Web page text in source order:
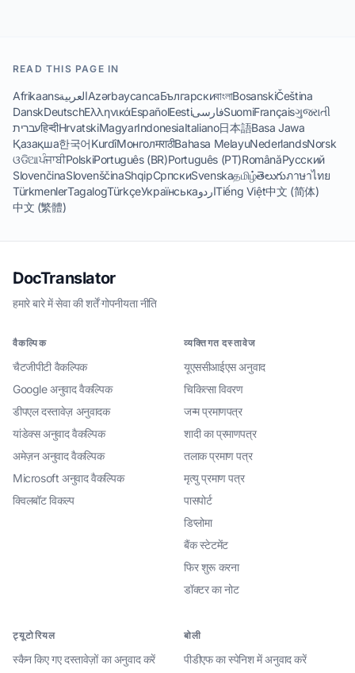
READ THIS PAGE IN
AfrikaansالعربيةAzərbaycancaБългарскиবাংলাBosanskiČeština
DanskDeutschΕλληνικάEspañolEestiفارسیSuomiFrançaisગુજરાતી
עבריתहिन्दीHrvatskiMagyarIndonesiaItaliano日本語Basa Jawa
Қазақша한국어KurdîМонголमराठीBahasa MelayuNederlandsNorsk
ଓଡିଆਪੰਜਾਬੀPolskiPortuguês (BR)Português (PT)RomânăРусский
SlovenčinaSlovenščinaShqipСрпскиSvenskaதமிழ்తెలుగుภาษาไทย
TürkmenlerTagalogTürkçeУкраїнськаاردوTiếng Việt中文 (简体)
中文 (繁體)
DocTranslator
हमारे बारे में·सेवा की शर्तें·गोपनीयता नीति
वैकल्पिक
चैटजीपीटी वैकल्पिक
Google अनुवाद वैकल्पिक
डीपएल दस्तावेज़ अनुवादक
यांडेक्स अनुवाद वैकल्पिक
अमेज़न अनुवाद वैकल्पिक
Microsoft अनुवाद वैकल्पिक
क्विलबॉट विकल्प
व्यक्तिगत दस्तावेज
यूएससीआईएस अनुवाद
चिकित्सा विवरण
जन्म प्रमाणपत्र
शादी का प्रमाणपत्र
तलाक प्रमाण पत्र
मृत्यु प्रमाण पत्र
पासपोर्ट
डिप्लोमा
बैंक स्टेटमेंट
फिर शुरू करना
डॉक्टर का नोट
ट्यूटोरियल
स्कैन किए गए दस्तावेज़ों का अनुवाद करें
बोली
पीडीएफ का स्पेनिश में अनुवाद करें